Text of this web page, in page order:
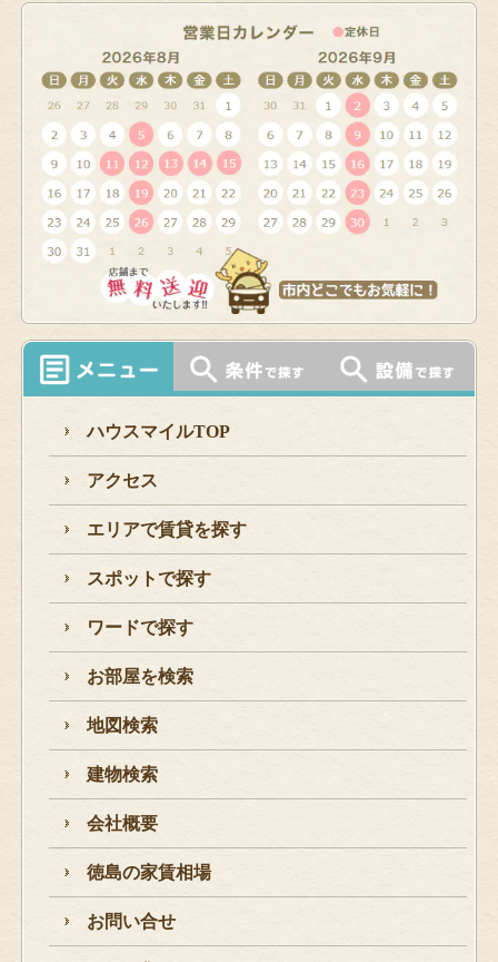
ハウスマイルTOP
アクセス
エリアで賃貸を探す
スポットで探す
ワードで探す
お部屋を検索
地図検索
建物検索
会社概要
徳島の家賃相場
お問い合せ